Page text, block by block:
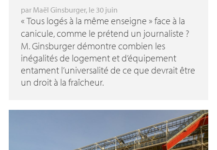
par Maël Ginsburger, le 30 juin
«Tous logés à la même enseigne » face à la
canicule, comme le prétend un journaliste ?
M. Ginsburger démontre combien les
inégalités de logement et d’équipement
entament l’universalité de ce que devrait être
un droit à la fraîcheur.